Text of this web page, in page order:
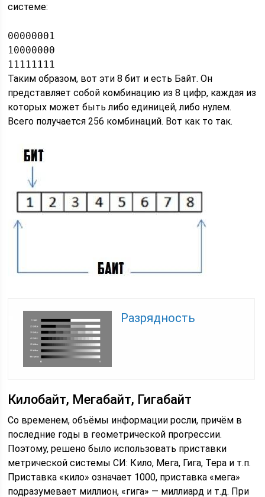
системе:
00000001
10000000
11111111
Таким образом, вот эти 8 бит и есть Байт. Он
представляет собой комбинацию из 8 цифр, каждая из
которых может быть либо единицей, либо нулем.
Всего получается 256 комбинаций. Вот как то так.
Разрядность
Килобайт, Мегабайт, Гигабайт
Со временем, объёмы информации росли, причём в
последние годы в геометрической прогрессии.
Поэтому, решено было использовать приставки
метрической системы СИ: Кило, Мега, Гига, Тера и т.п.
Приставка «кило» означает 1000, приставка «мега»
подразумевает миллион, «гига» — миллиард и т.д. При